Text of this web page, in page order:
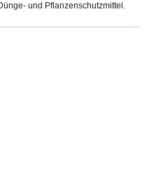
und Pflanzenschutzmittel.